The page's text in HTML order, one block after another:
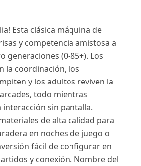
Esta clásica máquina de
y competencia amistosa a
generaciones (0-85+). Los
la coordinación, los
y los adultos reviven la
todo mientras
sin pantalla.
de alta calidad para
en noches de juego o
fácil de configurar en
y conexión. Nombre del